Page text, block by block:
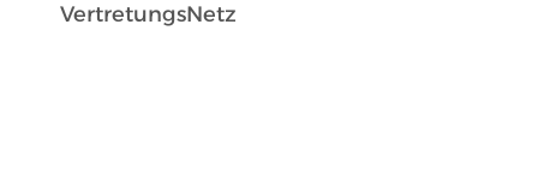
VertretungsNetz